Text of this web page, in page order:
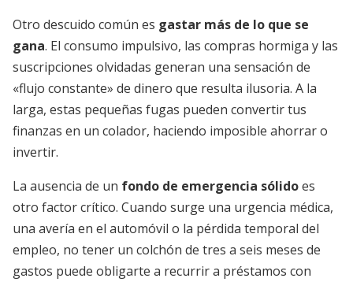
Otro descuido común es gastar más de lo que se
gana. El consumo impulsivo, las compras hormiga y las
suscripciones olvidadas generan una sensación de
«flujo constante» de dinero que resulta ilusoria. A la
larga, estas pequeñas fugas pueden convertir tus
finanzas en un colador, haciendo imposible ahorrar o
invertir.
La ausencia de un fondo de emergencia sólidoes
otro factor crítico. Cuando surge una urgencia médica,
una avería en el automóvil o la pérdida temporal del
empleo, no tener un colchón de tres a seis meses de
gastos puede obligarte a recurrir a préstamos con